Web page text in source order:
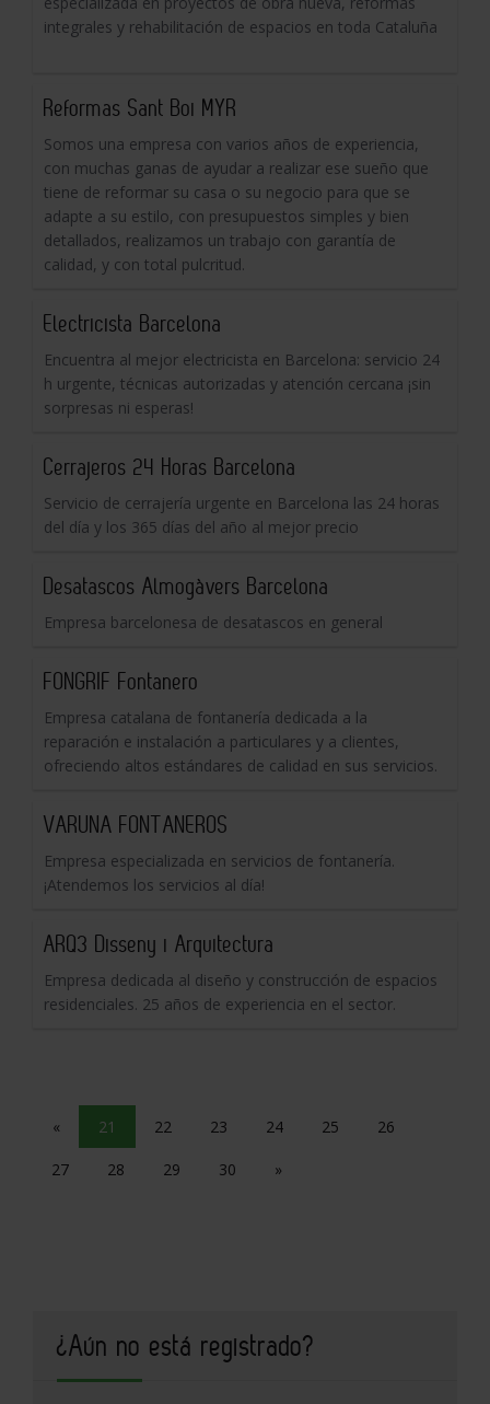
integrales y rehabilitación de espacios en toda Cataluña
Reformas Sant Boi MYR
Somos una empresa con varios años de experiencia,
con muchas ganas de ayudar a realizar ese sueño que
tiene de reformar su casa o su negocio para que se
adapte a su estilo, con presupuestos simples y bien
detallados, realizamos un trabajo con garantía de
calidad, y con total pulcritud.
Electricista Barcelona
Encuentra al mejor electricista en Barcelona: servicio 24
h urgente, técnicas autorizadas y atención cercana ¡sin
sorpresas ni esperas!
Cerrajeros 24 Horas Barcelona
Servicio de cerrajería urgente en Barcelona las 24 horas
del día y los 365 días del año al mejor precio
Desatascos Almogàvers Barcelona
Empresa barcelonesa de desatascos en general
FONGRIF Fontanero
Empresa catalana de fontanería dedicada a la
reparación e instalación a particulares y a clientes,
ofreciendo altos estándares de calidad en sus servicios.
VARUNA FONTANEROS
Empresa especializada en servicios de fontanería.
¡Atendemos los servicios al día!
ARQ3 Disseny i Arquitectura
Empresa dedicada al diseño y construcción de espacios
residenciales. 25 años de experiencia en el sector.
« 21 22 23 24 25 26
27 28 29 30 »
¿Aún no está registrado?